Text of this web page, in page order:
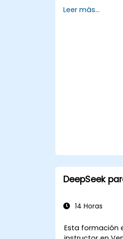
uso de
Leer más...
DeepSeek
14 Horas
Esta formación